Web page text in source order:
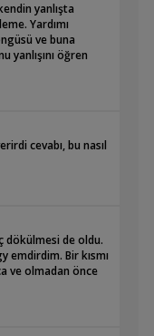
yanlışta
Yardımı
ve buna
yanlışını öğren
cevabı, bu nasıl
dökülmesi de oldu.
emdirdim. Bir kısmı
ve olmadan önce